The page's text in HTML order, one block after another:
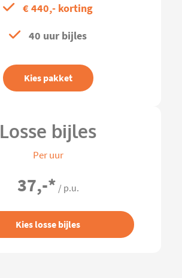
€ 440,- korting
40 uur bijles
Kies pakket
Losse bijles
Per uur
37,-* / p.u.
Kies losse bijles